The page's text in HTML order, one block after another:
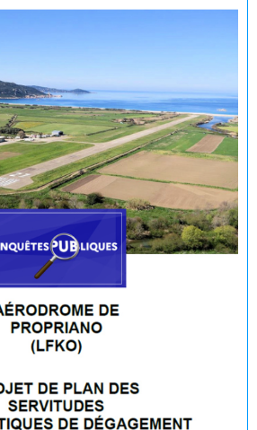
à la baignade : Plage du Lido -
de la baignade Plage du Lido -
précaution
du 09 juillet 2026